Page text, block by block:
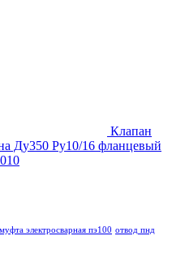
Клапан
Ду350 Ру10/16 фланцевый
муфта электросварная пэ100 отвод пнд